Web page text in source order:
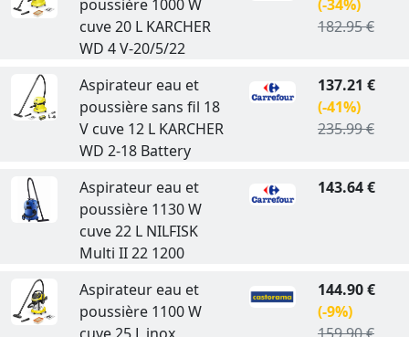
poussière 1000 W
cuve 20 L KARCHER
WD 4 V-20/5/22
(-34%)
182.95 €
Aspirateur eau et
poussière sans fil 18
V cuve 12 L KARCHER
WD 2-18 Battery
137.21 €
(-41%)
235.99 €
Aspirateur eau et
poussière 1130 W
cuve 22 L NILFISK
Multi II 22 1200
143.64 €
Aspirateur eau et
poussière 1100 W
144.90 €
(-9%)